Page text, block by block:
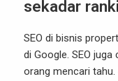
sekadar
SEO di bisnis
di Google. SEO
orang mencari